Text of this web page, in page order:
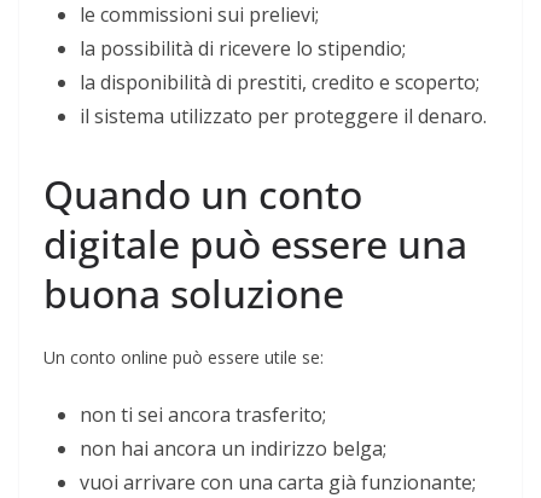
le commissioni sui prelievi;
la possibilità di ricevere lo stipendio;
la disponibilità di prestiti, credito e scoperto;
il sistema utilizzato per proteggere il denaro.
Quando un conto
digitale può essere una
buona soluzione
Un conto online può essere utile se:
non ti sei ancora trasferito;
non hai ancora un indirizzo belga;
vuoi arrivare con una carta già funzionante;